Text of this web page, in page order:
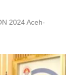
2024 Aceh-